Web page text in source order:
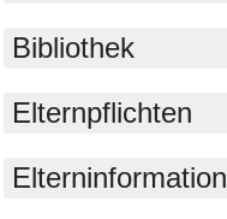
Bibliothek
Elternpflichten
Elterninformation